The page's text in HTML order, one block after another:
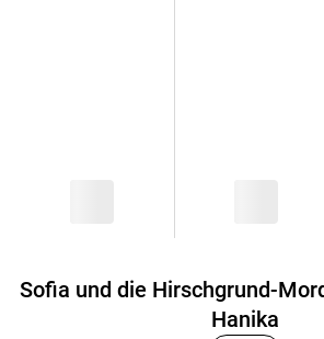
Sofia und die Hirschgrund-
Hanika